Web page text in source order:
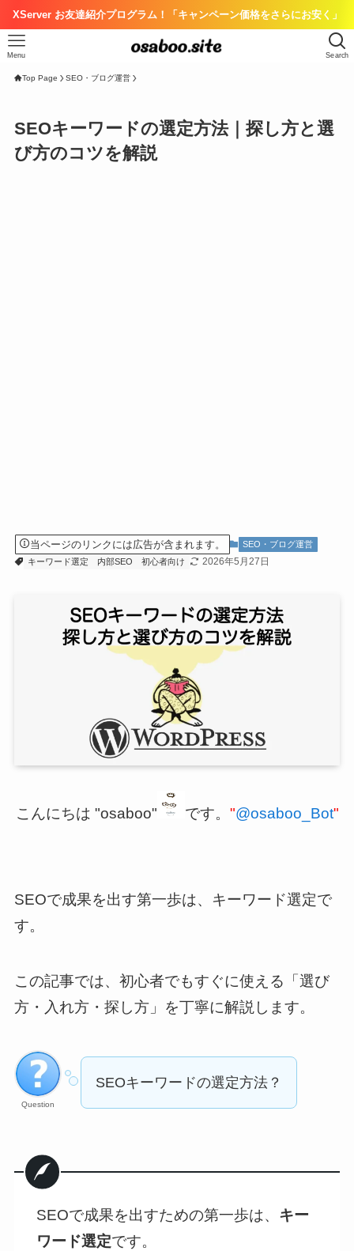
XServer お友達紹介プログラム！「キャンペーン価格をさらにお安く」
Search
Menu
Top Page SEO・ブログ運営
SEOキーワードの選定方法｜探し方と選
び方のコツを解説
当ページのリンクには広告が含まれます。
SEO・ブログ運営
キーワード選定
内部SEO 初心者向け 2026年5月27日
こんにちは "osaboo" です。 "@osaboo_Bot"
SEOで成果を出す第一歩は、キーワード選定で
す。
この記事では、初心者でもすぐに使える「選び
方・入れ方・探し方」を丁寧に解説します。
Question
SEOキーワードの選定方法？
SEOで成果を出すための第一歩は、 キー
ワード選定です。